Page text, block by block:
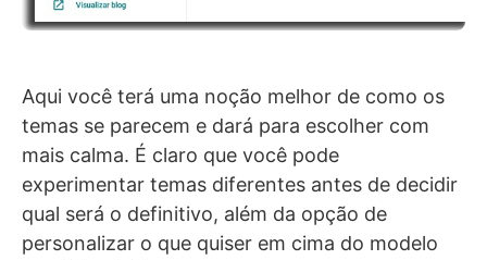
Aqui você terá uma noção melhor de como os
temas se parecem e dará para escolher com
mais calma. É claro que você pode
experimentar temas diferentes antes de decidir
qual será o definitivo, além da opção de
personalizar o que quiser em cima do modelo